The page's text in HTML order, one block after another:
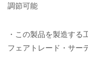
調節可能
・この製品を製造する
フェアトレード・サー